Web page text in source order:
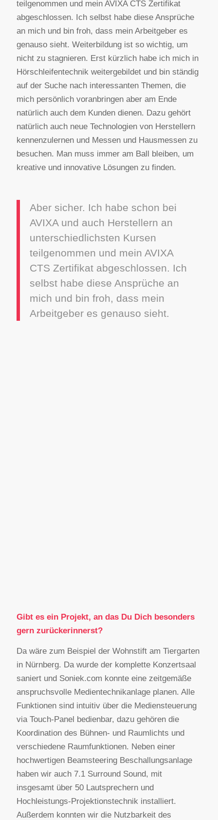
teilgenommen und mein AVIXA CTS Zertifikat
abgeschlossen. Ich selbst habe diese Ansprüche
an mich und bin froh, dass mein Arbeitgeber es
genauso sieht. Weiterbildung ist so wichtig, um
nicht zu stagnieren. Erst kürzlich habe ich mich in
Hörschleifentechnik weitergebildet und bin ständig
auf der Suche nach interessanten Themen, die
mich persönlich voranbringen aber am Ende
natürlich auch dem Kunden dienen. Dazu gehört
natürlich auch neue Technologien von Herstellern
kennenzulernen und Messen und Hausmessen zu
besuchen. Man muss immer am Ball bleiben, um
kreative und innovative Lösungen zu finden.
Aber sicher. Ich habe schon bei
AVIXA und auch Herstellern an
unterschiedlichsten Kursen
teilgenommen und mein AVIXA
CTS Zertifikat abgeschlossen. Ich
selbst habe diese Ansprüche an
mich und bin froh, dass mein
Arbeitgeber es genauso sieht.
Gibt es ein Projekt, an das Du Dich besonders
gern zurückerinnerst?
Da wäre zum Beispiel der Wohnstift am Tiergarten
in Nürnberg. Da wurde der komplette Konzertsaal
saniert und Soniek.com konnte eine zeitgemäße
anspruchsvolle Medientechnikanlage planen. Alle
Funktionen sind intuitiv über die Mediensteuerung
via Touch-Panel bedienbar, dazu gehören die
Koordination des Bühnen- und Raumlichts und
verschiedene Raumfunktionen. Neben einer
hochwertigen Beamsteering Beschallungsanlage
haben wir auch 7.1 Surround Sound, mit
insgesamt über 50 Lautsprechern und
Hochleistungs-Projektionstechnik installiert.
Außerdem konnten wir die Nutzbarkeit des